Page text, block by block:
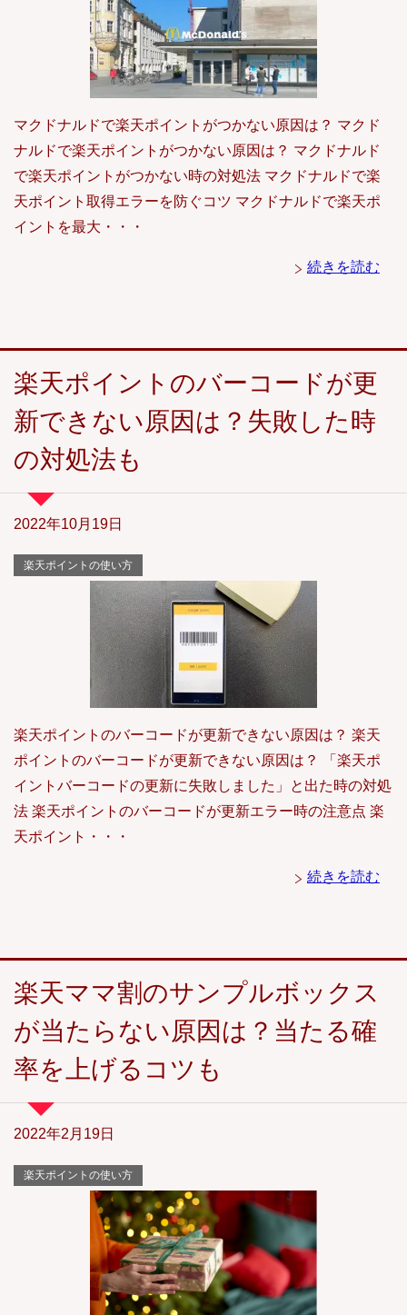
マクドナルドで楽天ポイントがつかない原因は？ マクド
ナルドで楽天ポイントがつかない原因は？ マクドナルド
で楽天ポイントがつかない時の対処法 マクドナルドで楽
天ポイント取得エラーを防ぐコツ マクドナルドで楽天ポ
イントを最大・・・
続きを読む
楽天ポイントのバーコードが更
新できない原因は？失敗した時
の対処法も
2022年10月19日
楽天ポイントの使い方
楽天ポイントのバーコードが更新できない原因は？ 楽天
ポイントのバーコードが更新できない原因は？ 「楽天ポ
イントバーコードの更新に失敗しました」と出た時の対処
法 楽天ポイントのバーコードが更新エラー時の注意点 楽
天ポイント・・・
続きを読む
楽天ママ割のサンプルボックス
が当たらない原因は？当たる確
率を上げるコツも
2022年2月19日
楽天ポイントの使い方